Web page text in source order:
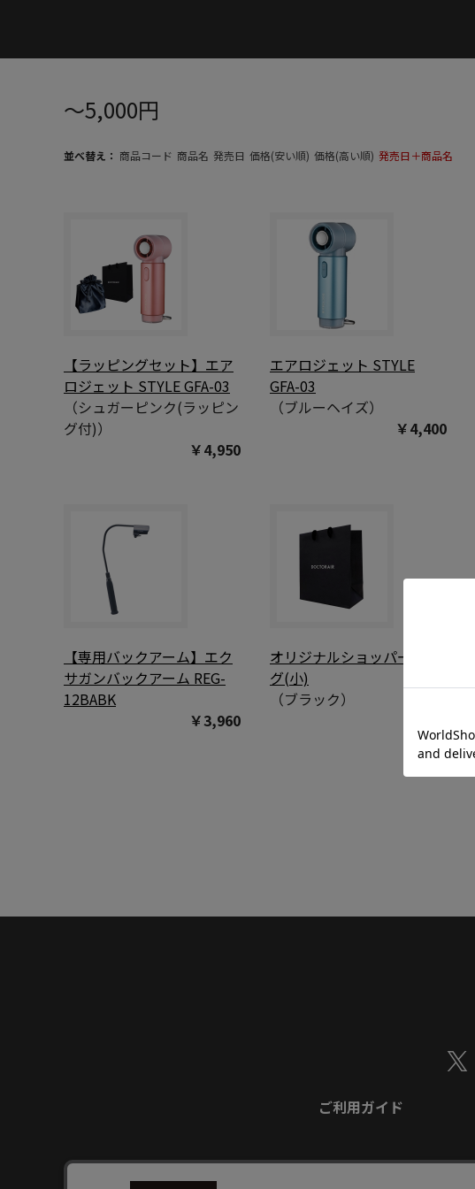
～5,000円
並べ替え： 商品コード 商品名 発売日 価格(安い順) 価格(高い順) 発売日＋商品名
【ラッピングセット】エア
ロジェット STYLE GFA-03
（シュガーピンク(ラッピン
グ付)）
￥4,950
エアロジェット STYLE
GFA-03
（ブルーヘイズ）
￥4,400
【専用バックアーム】エク
サガンバックアーム REG-
12BABK
￥3,960
オリジナルショッパーバッ
グ(小)
（ブラック）
ご利用ガイド
お問い合わせ